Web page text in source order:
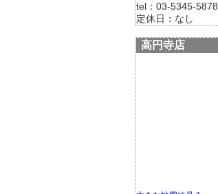
tel：03-5345-5878
定休日：なし
高円寺店